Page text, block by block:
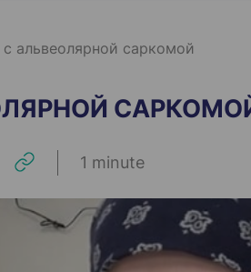
альвеолярной саркомой
1 minute